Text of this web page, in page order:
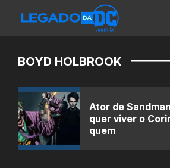
BOYD HOLBROOK
Ator de
quer viver o
quem